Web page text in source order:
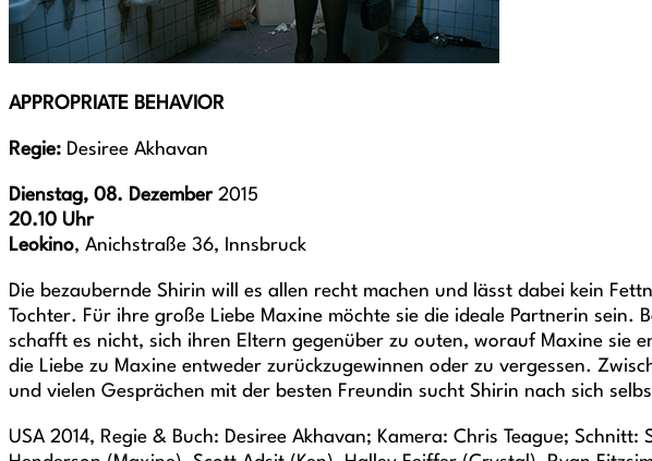
APPROPRIATE BEHAVIOR
Regie: Desiree Akhavan
Dienstag, 08. Dezember2015
20.10 Uhr
Leokino, Anichstraße 36, Innsbruck
Die bezaubernde Shirin will es allen recht machen und lässt dabei kein
Tochter. Für ihre große Liebe Maxine möchte sie die ideale Partnerin
schafft es nicht, sich ihren Eltern gegenüber zu outen, worauf Maxine sie
die Liebe zu Maxine entweder zurückzugewinnen oder zu vergessen.
und vielen Gesprächen mit der besten Freundin sucht Shirin nach sich
USA 2014, Regie & Buch: Desiree Akhavan; Kamera: Chris Teague;